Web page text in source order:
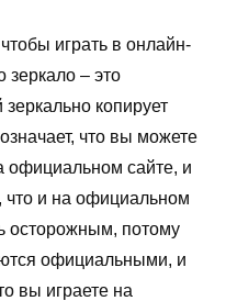
играть в онлайн-
зеркало – это
копирует
что вы можете
официальном сайте, и
что и на официальном
осторожным, потому
официальными, и
вы играете на